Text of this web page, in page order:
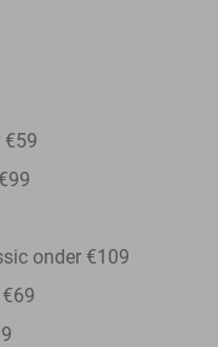
€59
onder €109